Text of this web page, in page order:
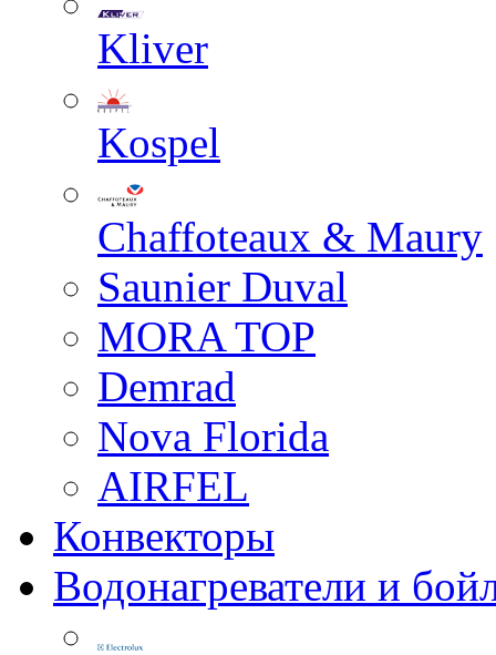
Kliver
Kospel
Chaffoteaux & Maury
Saunier Duval
MORA TOP
Demrad
Nova Florida
AIRFEL
Конвекторы
Водонагреватели и